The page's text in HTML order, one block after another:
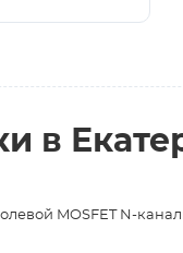
в
MOSFET N-